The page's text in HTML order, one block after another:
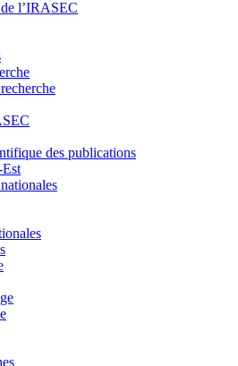
l’IRASEC
des publications